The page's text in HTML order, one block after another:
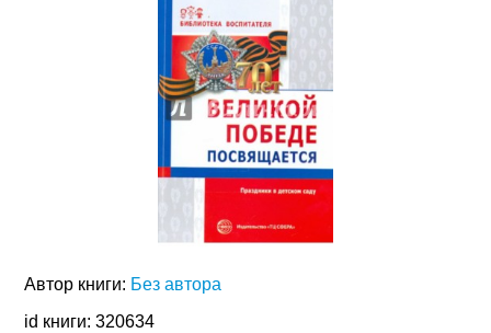
Автор книги: Без автора
id книги: 320634